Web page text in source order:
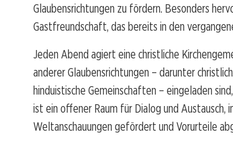
Glaubensrichtungen zu fördern. Besonders
Gastfreundschaft, das bereits in den
Jeden Abend agiert eine christliche
anderer Glaubensrichtungen – darunter
hinduistische Gemeinschaften – eingeladen
ist ein offener Raum für Dialog und Austausch,
Weltanschauungen gefördert und Vorurteile